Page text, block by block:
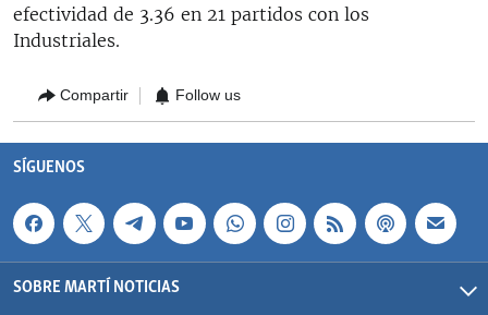
efectividad de 3.36 en 21 partidos con los
Industriales.
Compartir Follow us
SÍGUENOS
SOBRE MARTÍ NOTICIAS